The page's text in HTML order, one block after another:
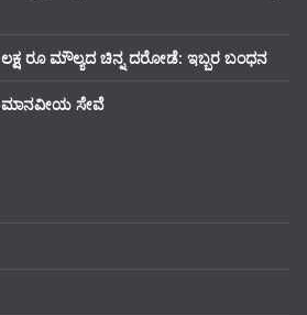
ರೂ ಮೌಲ್ಯದ ಚಿನ್ನ ದರೋಡೆ: ಇಬ್ಬರ ಬಂಧನ
ಮಾನವೀಯ ಸೇವೆ